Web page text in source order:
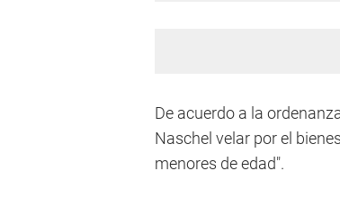
De acuerdo a la
Naschel velar por el
menores de edad".